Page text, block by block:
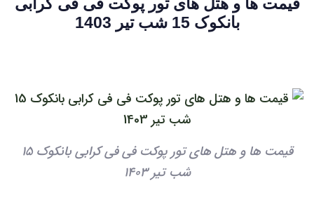
بانکوک 15 شب تیر 1403
قیمت ها و هتل های تور پوکت فی فی کرابی بانکوک 15
شب تیر 1403